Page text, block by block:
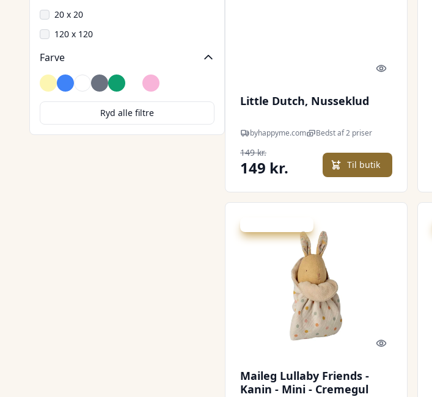
20 x 20
120 x 120
Farve
Beige
Blå BrunGråGrøn HvidLyserød
Ryd alle filtre
Quick look
Little Dutch, Nusseklud
byhappyme.com Bedst af 2 priser
149 kr.
149 kr. Til butik
Quick look
Maileg Lullaby Friends -
Kanin - Mini - Cremegul